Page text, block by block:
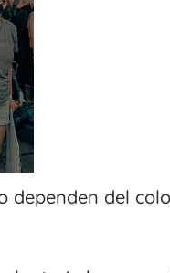
dependen del